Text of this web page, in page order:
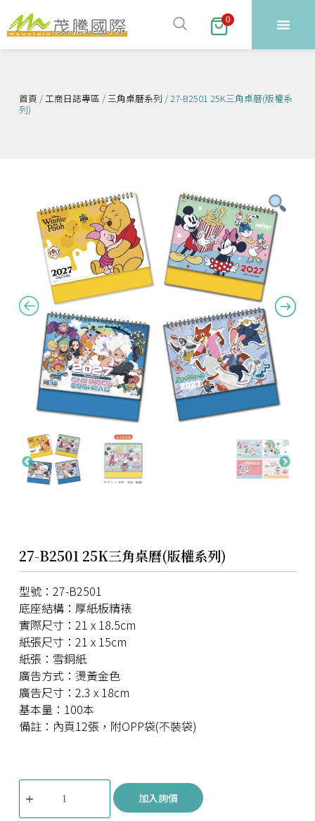
跳
至
主
容
0
首頁 /工商日誌專區 / 三角桌曆系列 / 27-B2501 25K三角桌曆(版權系
列)
27-B2501 25K三角桌曆(版權系列)
型號：27-B2501
底座結構：厚紙板精裱
實際尺寸：21 x 18.5cm
紙張尺寸：21 x 15cm
紙張：雪銅紙
廣告方式：燙黃金色
廣告尺寸：2.3 x 18cm
基本量：100本
備註：內頁12張，附OPP袋(不裝袋)
加入詢價